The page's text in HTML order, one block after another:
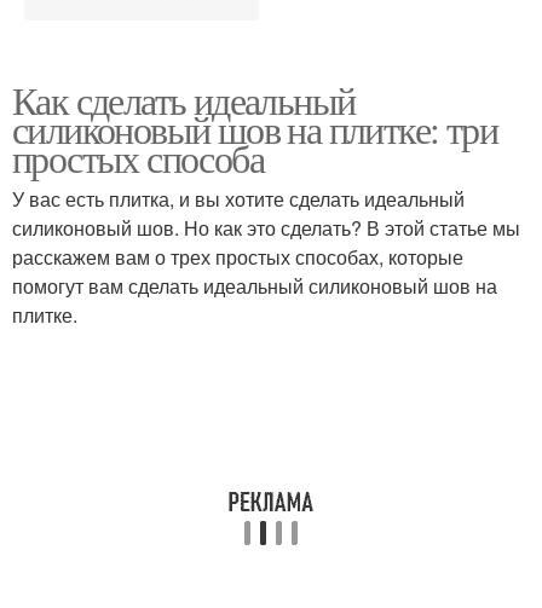
Как сделать идеальный
силиконовый шов на плитке: три
простых способа
У вас есть плитка, и вы хотите сделать идеальный
силиконовый шов. Но как это сделать? В этой статье мы
расскажем вам о трех простых способах, которые
помогут вам сделать идеальный силиконовый шов на
плитке.